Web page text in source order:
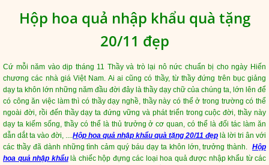
Hộp hoa quả nhập khẩu quà tặng
20/11 đẹp
Cứ mỗi năm vào dịp tháng 11 Thầy và trò lại nô nức chuẩn bị cho ngày Hiến
chương các nhà giá Việt Nam. Ai ai cũng có thầy, từ thầy đứng trên bục giảng
dạy ta khôn lớn những năm đầu đời đây là thầy dạy chữ của chúng ta, lớn lên để
có công ăn việc làm thì có thầy dạy nghề, thầy này có thể ở trong trường có thể
ngoài đời, rồi đến thầy dạy ta đứng vững và phát triển trong cuộc đời, thầy này
dạy ta kiếm sống, thầy có thể là thủ trưởng ở cơ quan, có thể là đối tác làm ăn
dẫn dắt ta vào đời, ....Hộp hoa quả nhập khẩu quà tặng 20/11 đẹp là lời tri ân với
các thầy đã dành những tình cảm quý báu dạy ta khôn lớn, trưởng thành. Hộp
hoa quả nhập khẩulà chiếc hộp đựng các loại hoa quả được nhập khẩu từ các